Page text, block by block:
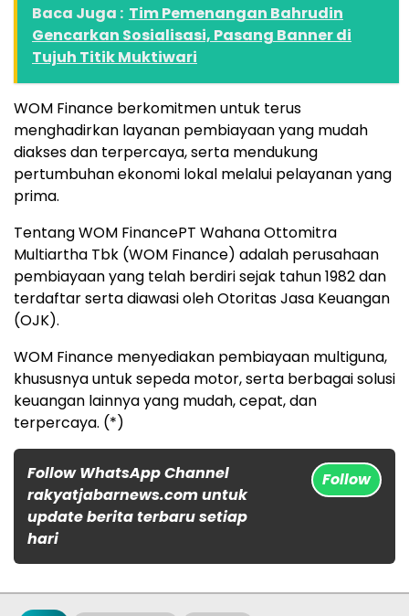
Baca Juga : Tim Pemenangan Bahrudin
Gencarkan Sosialisasi, Pasang Banner di
Tujuh Titik Muktiwari
WOM Finance berkomitmen untuk terus
menghadirkan layanan pembiayaan yang mudah
diakses dan terpercaya, serta mendukung
pertumbuhan ekonomi lokal melalui pelayanan yang
prima.
Tentang WOM FinancePT Wahana Ottomitra
Multiartha Tbk (WOM Finance) adalah perusahaan
pembiayaan yang telah berdiri sejak tahun 1982 dan
terdaftar serta diawasi oleh Otoritas Jasa Keuangan
(OJK).
WOM Finance menyediakan pembiayaan multiguna,
khususnya untuk sepeda motor, serta berbagai solusi
keuangan lainnya yang mudah, cepat, dan
terpercaya. (*)
Follow WhatsApp Channel
rakyatjabarnews.com untuk
update berita terbaru setiap
hari
Follow